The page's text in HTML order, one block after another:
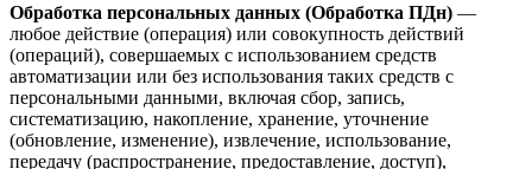
Обработка персональных данных (Обработка ПДн) —
любое действие (операция) или совокупность действий
(операций), совершаемых с использованием средств
автоматизации или без использования таких средств с
персональными данными, включая сбор, запись,
систематизацию, накопление, хранение, уточнение
(обновление, изменение), извлечение, использование,
передачу (распространение, предоставление, доступ),